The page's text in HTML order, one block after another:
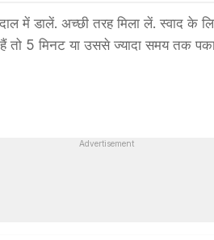
में डालें. अच्छी तरह मिला लें. स्वाद के
तो 5 मिनट या उससे ज्यादा समय तक
Advertisement